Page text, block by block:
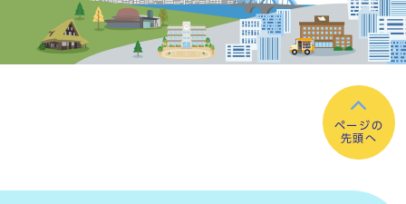
ページの
先頭へ